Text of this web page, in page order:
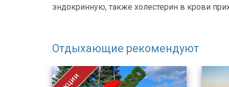
эндокринную, также холестерин в крови
Отдыхающие рекомендуют